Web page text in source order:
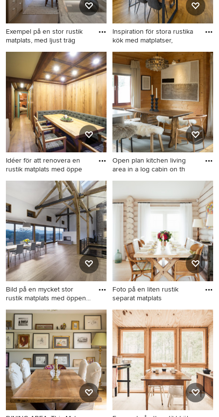
Exempel på en stor rustik
matplats, med ljust träg
Exempel på en stor rustik
matplats, med ljust trägolv
och brunt golv
Inspiration för stora rustika
kök med matplatser,
Inspiration för stora rustika
kök med matplatser, med vita
väggar, mellanmörkt trägolv,
en spiselkrans i trä och brunt
Idéer för att renovera en
rustik matplats med öppe
Idéer för att renovera en
rustik matplats med öppen
planlösning, med bruna
väggar, mellanmörkt trägolv
och brunt golv
Open plan kitchen living
area in a log cabin on th
Idéer för att renovera en liten
rustik matplats med öppen
planlösning, med ljust trägolv
Bild på en mycket stor
rustik matplats med öppen
Bild på en mycket stor rustik
matplats med öppen
planlösning, med en
dubbelsidig öppen spis
Foto på en liten rustik
separat matplats
Foto på en liten rustik
separat matplats